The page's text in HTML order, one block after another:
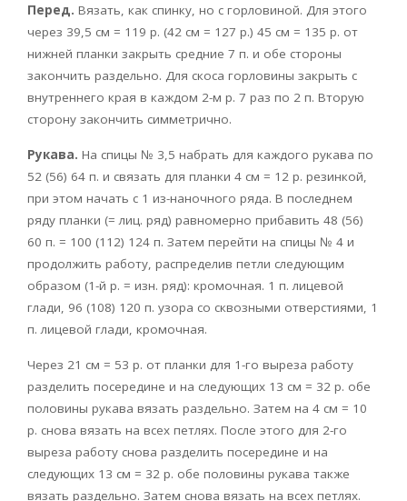
Перед. Вязать, как спинку, но с горловиной. Для этого
через 39,5 см = 119 р. (42 см = 127 р.) 45 см = 135 р. от
нижней планки закрыть средние 7 п. и обе стороны
закончить раздельно. Для скоса горловины закрыть с
внутреннего края в каждом 2-м р. 7 раз по 2 п. Вторую
сторону закончить симметрично.
Рукава. На спицы № 3,5 набрать для каждого рукава по
52 (56) 64 п. и связать для планки 4 см = 12 р. резинкой,
при этом начать с 1 из-наночного ряда. В последнем
ряду планки (= лиц. ряд) равномерно прибавить 48 (56)
60 п. = 100 (112) 124 п. Затем перейти на спицы № 4 и
продолжить работу, распределив петли следующим
образом (1-й р. = изн. ряд): кромочная. 1 п. лицевой
глади, 96 (108) 120 п. узора со сквозными отверстиями, 1
п. лицевой глади, кромочная.
Через 21 см = 53 р. от планки для 1-го выреза работу
разделить посередине и на следующих 13 см = 32 р. обе
половины рукава вязать раздельно. Затем на 4 см = 10
р. снова вязать на всех петлях. После этого для 2-го
выреза работу снова разделить посередине и на
следующих 13 см = 32 р. обе половины рукава также
вязать раздельно. Затем снова вязать на всех петлях.